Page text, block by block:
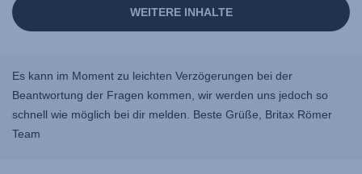
Es kann im Moment zu leichten Verzögerungen bei der
Beantwortung der Fragen kommen, wir werden uns jedoch so
schnell wie möglich bei dir melden. Beste Grüße, Britax Römer
Team